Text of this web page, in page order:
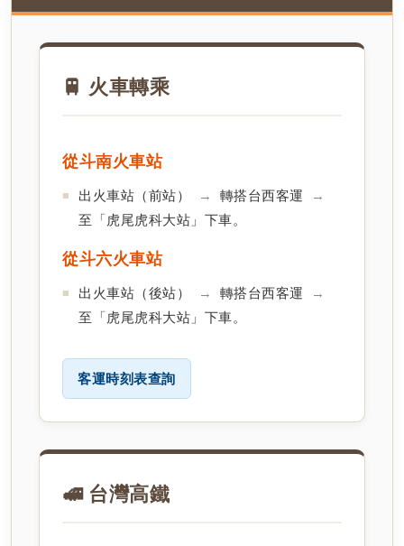
🚆 火車轉乘
從斗南火車站
出火車站（前站） → 轉搭台西客運
→
至「虎尾虎科大站」下車。
從斗六火車站
出火車站（後站） → 轉搭台西客運
→
至「虎尾虎科大站」下車。
客運時刻表查詢
🚅 台灣高鐵